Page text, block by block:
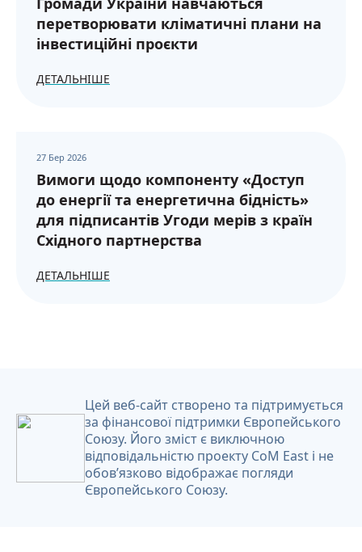
перетворювати кліматичні плани на
інвестиційні проєкти
ДЕТАЛЬНІШЕ
27 Бер 2026
Вимоги щодо компоненту «Доступ
до енергії та енергетична бідність»
для підписантів Угоди мерів з країн
Східного партнерства
ДЕТАЛЬНІШЕ
Цей веб-сайт створено та підтримується
за фінансової підтримки Європейського
Союзу. Його зміст є виключною
відповідальністю проекту CoM East і не
обов’язково відображає погляди
Європейського Союзу.